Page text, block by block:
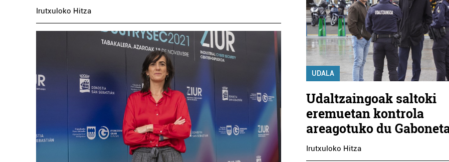
Irutxuloko Hitza
UDALA
Udaltzaingoak saltoki
eremuetan kontrola
areagotuko du
Irutxuloko Hitza